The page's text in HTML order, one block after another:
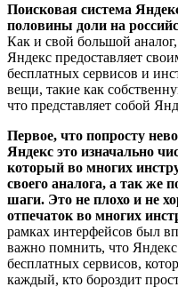
Поисковая система
половины доли на
Как и свой большой
Яндекс предоставляет
бесплатных сервисов и
вещи, такие как
что представляет собой
Первое, что попросту
Яндекс это изначально
который во многих
своего аналога, а так же
шаги. Это не плохо и не
отпечаток во многих
рамках интерфейсов был
важно помнить, что
бесплатных сервисов,
каждый, кто бороздит